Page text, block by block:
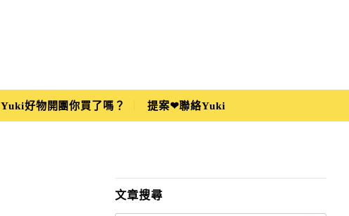
Yuki好物開團你買了嗎？ 提案❤聯絡Yuki
文章搜尋